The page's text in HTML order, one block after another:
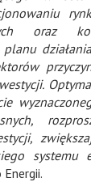
oraz
systemu